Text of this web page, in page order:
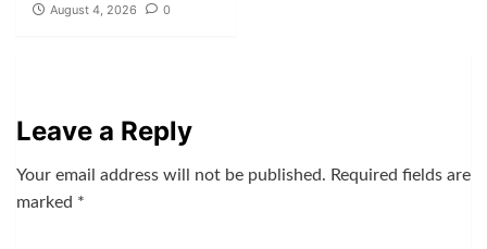
August 4, 2026 0
Leave a Reply
Your email address will not be published. Required fields are
marked *